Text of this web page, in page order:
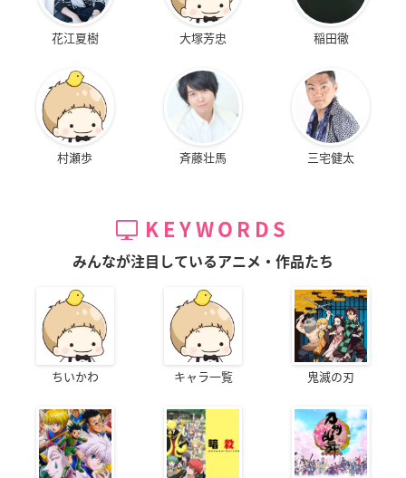
花江夏樹 大塚芳忠 稲田徹
村瀬歩 斉藤壮馬 三宅健太
KEYWORDS
みんなが注目しているアニメ・作品たち
ちいかわ キャラ一覧 鬼滅の刃